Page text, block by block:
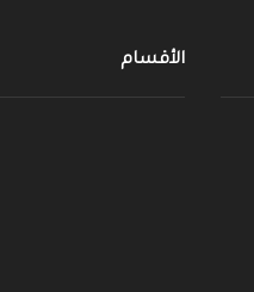
الأقسام